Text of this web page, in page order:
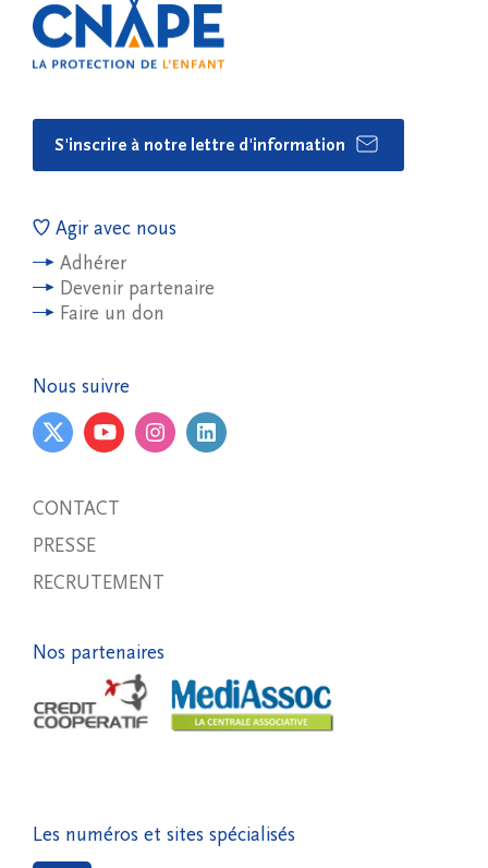
S'inscrire à notre lettre d'information
Agir avec nous
Adhérer
Devenir partenaire
Faire un don
Nous suivre
CONTACT
PRESSE
RECRUTEMENT
Nos partenaires
Les numéros et sites spécialisés